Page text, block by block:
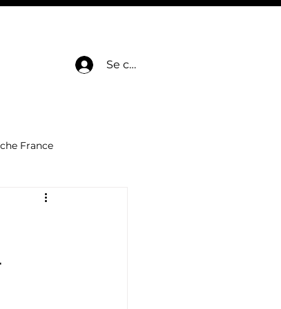
Se connecter
France
Vente voitures